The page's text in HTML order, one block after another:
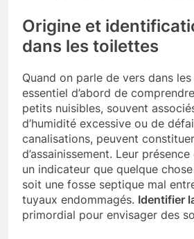
Origine et
dans les toilettes
Quand on parle de vers dans
essentiel d’abord de
petits nuisibles, souvent
d’humidité excessive ou de
canalisations, peuvent
d’assainissement. Leur
un indicateur que quelque
soit une fosse septique mal
tuyaux endommagés. Identifier
primordial pour envisager des